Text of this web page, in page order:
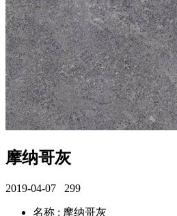
摩纳哥灰
2019-04-07 299
名称 : 摩纳哥灰